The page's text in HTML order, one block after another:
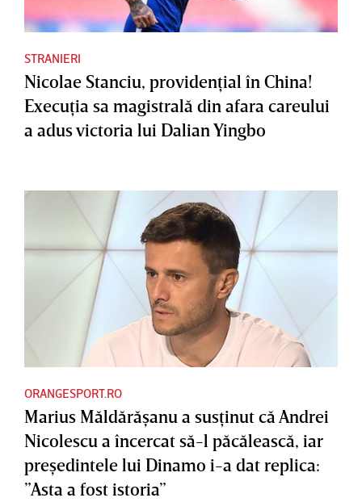
STRANIERI
Nicolae Stanciu, providenţial în China!
Execuţia sa magistrală din afara careului
a adus victoria lui Dalian Yingbo
ORANGESPORT.RO
Marius Măldărăşanu a susţinut că Andrei
Nicolescu a încercat să-l păcălească, iar
preşedintele lui Dinamo i-a dat replica:
”Asta a fost istoria”